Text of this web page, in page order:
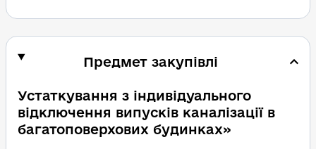
Предмет закупівлі
Устаткування з індивідуального
відключення випусків каналізації в
багатоповерхових будинках»